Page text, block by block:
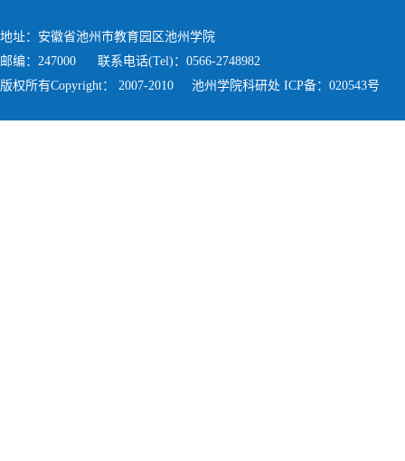
地址：安徽省池州市教育园区池州学院
邮编：247000 联系电话(Tel)：0566-2748982
版权所有Copyright： 2007-2010 池州学院科研处 ICP备：020543号